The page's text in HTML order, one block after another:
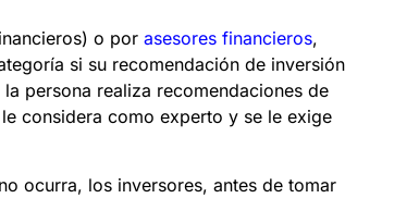
o por asesores financieros,
si su recomendación de inversión
persona realiza recomendaciones de
considera como experto y se le exige
ocurra, los inversores, antes de tomar